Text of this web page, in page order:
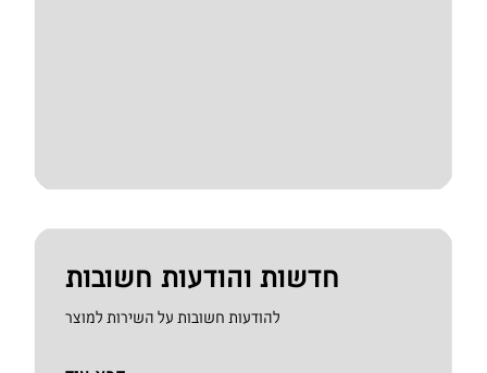
חדשות והודעות חשובות
להודעות חשובות על השירות למוצר